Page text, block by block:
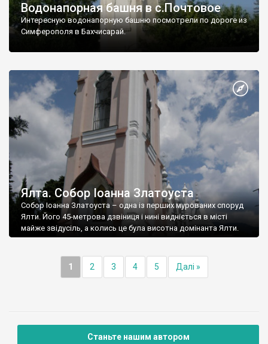
Водонапорная башня в с.Почтовое
Интересную водонапорную башню посмотрели по дороге из
Симферополя в Бахчисарай.
Ялта. Собор Іоанна Златоуста
Собор Іоанна Златоуста – одна із перших мурованих споруд
Ялти. Його 45-метрова дзвіниця і нині видніється в місті
майже звідусіль, а колись це була висотна домінанта Ялти.
1 2 3 4 5 Далі »
Станьте нашим автором